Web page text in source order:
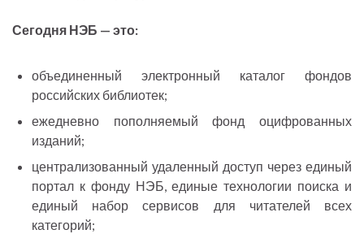
Сегодня НЭБ — это:
объединенный электронный каталог фондов
российских библиотек;
ежедневно пополняемый фонд оцифрованных
изданий;
централизованный удаленный доступ через единый
портал к фонду НЭБ, единые технологии поиска и
единый набор сервисов для читателей всех
категорий;